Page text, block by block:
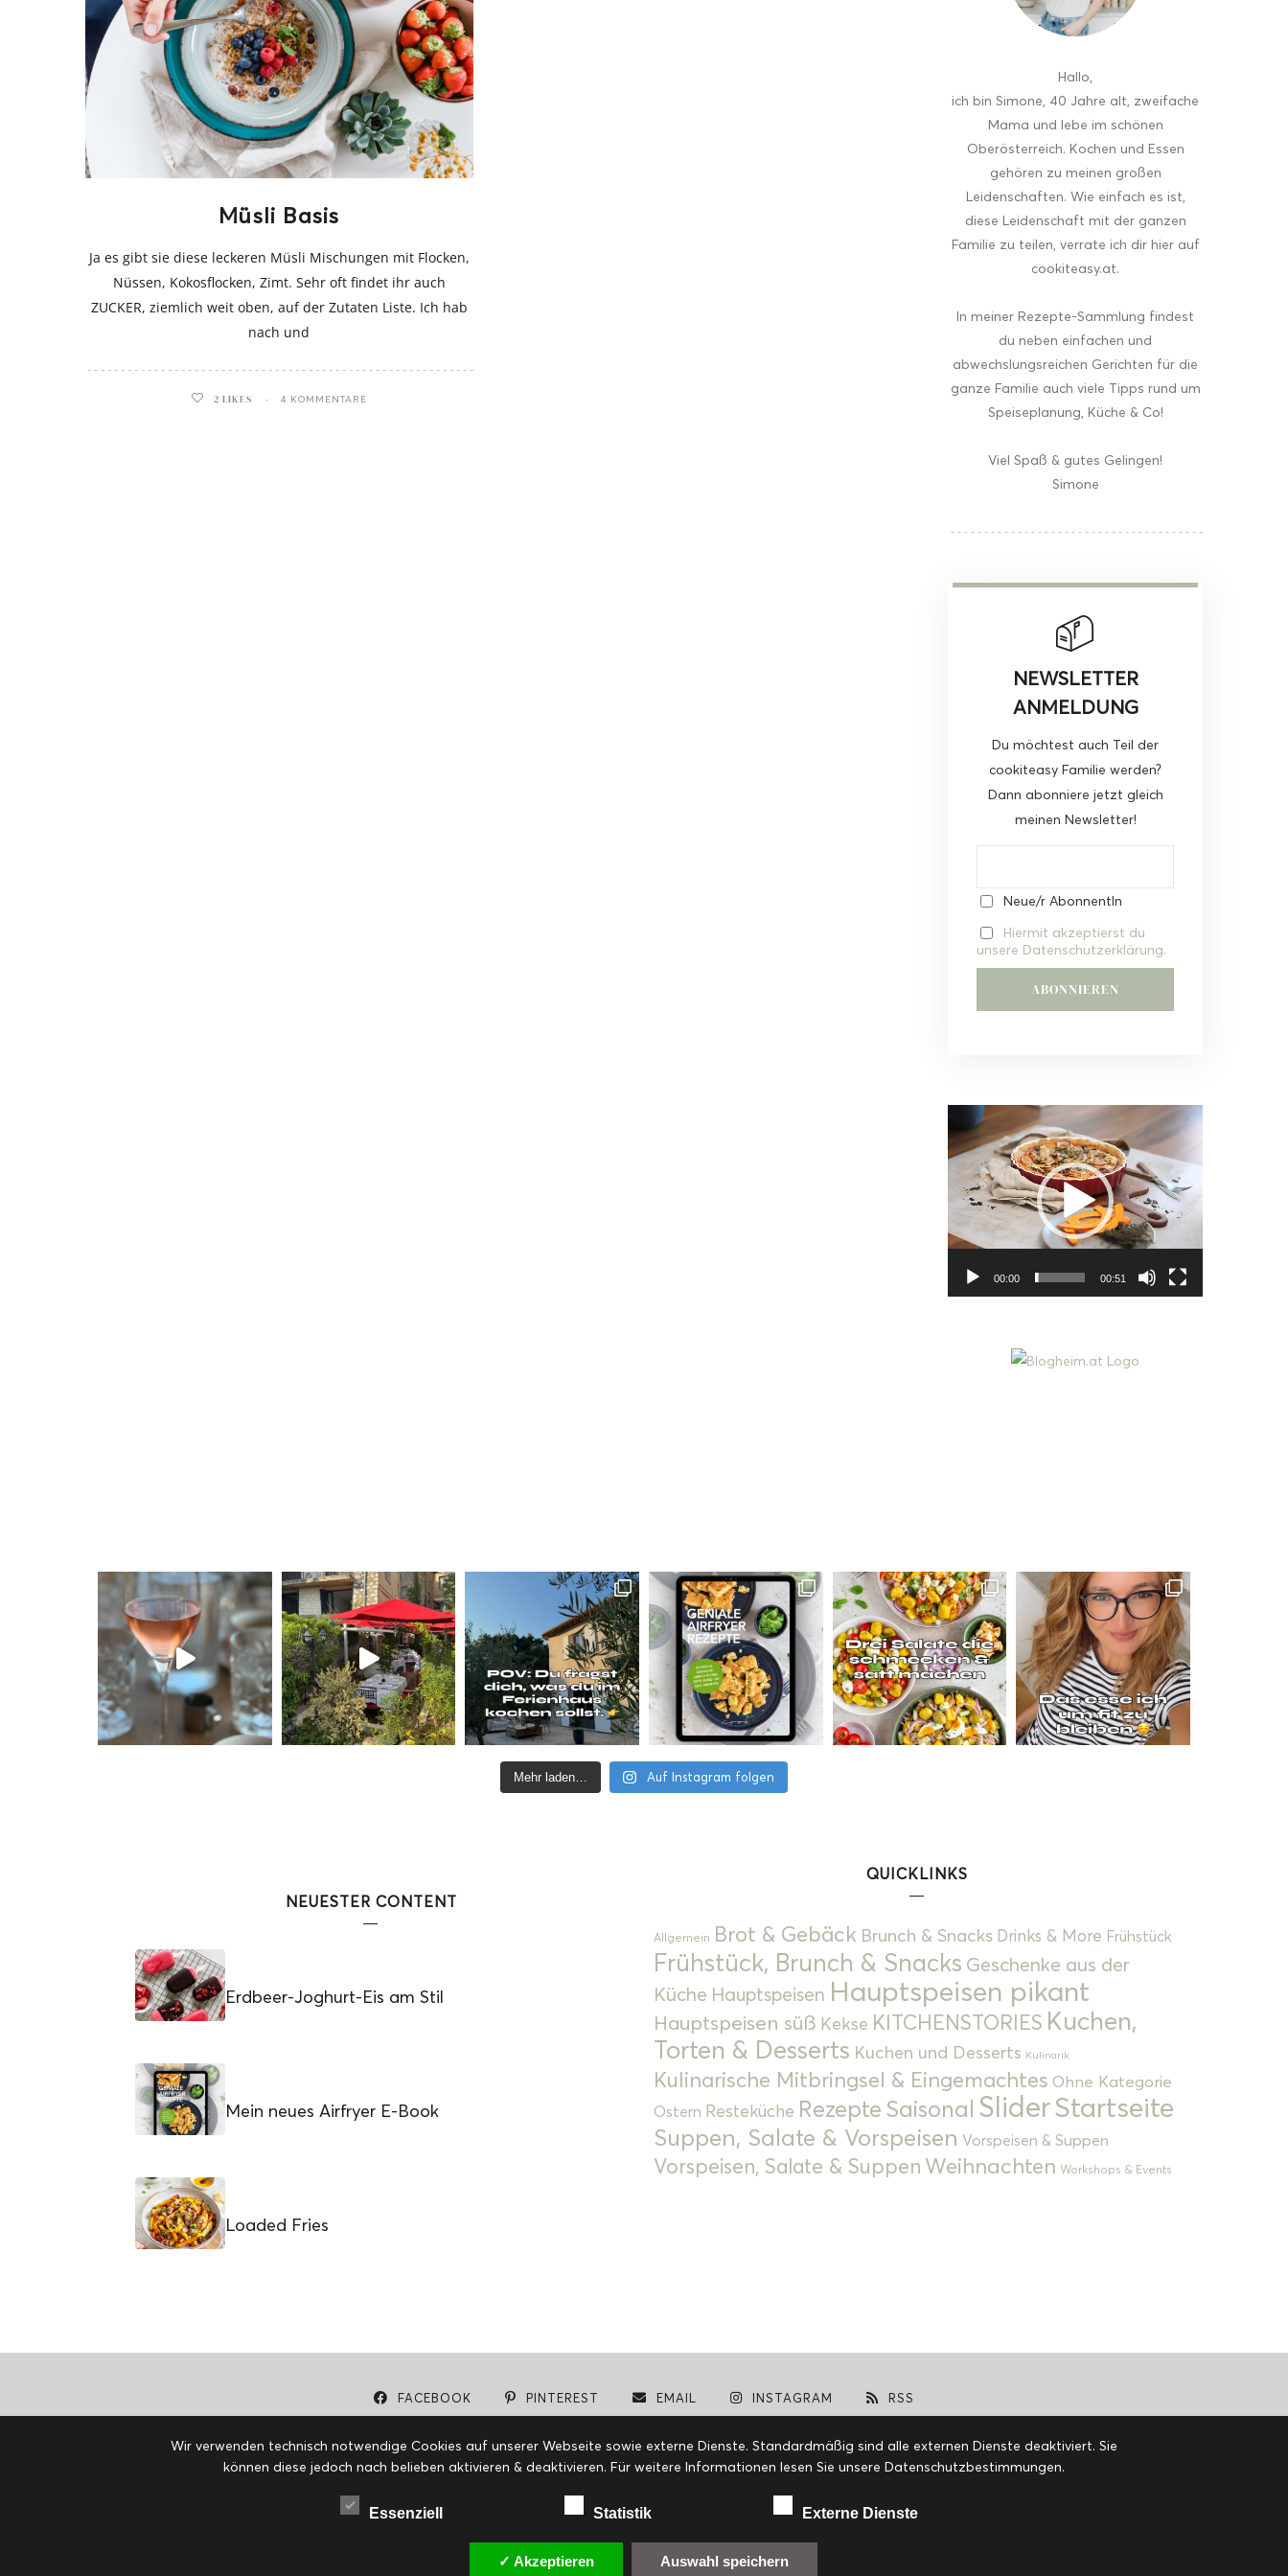
Müsli Basis
Ja es gibt sie diese leckeren Müsli Mischungen mit Flocken,
Nüssen, Kokosflocken, Zimt. Sehr oft findet ihr auch
ZUCKER, ziemlich weit oben, auf der Zutaten Liste. Ich hab
nach und
2 LIKES 4 KOMMENTARE
Hallo
ich bin Simone, 40 Jahre alt, zweifache
Mama und lebe im schönen
Oberösterreich. Kochen und Essen
gehören zu meinen großen
Leidenschaften. Wie einfach es ist,
diese Leidenschaft mit der ganzen
Familie zu teilen, verrate ich dir hier auf
cookiteasy.at.
In meiner Rezepte-Sammlung findest
du neben einfachen und
abwechslungsreichen Gerichten für die
ganze Familie auch viele Tipps rund um
Speiseplanung, Küche & Co!
Viel Spaß & gutes Gelingen!
Simone
NEWSLETTER
ANMELDUNG
Du möchtest auch Teil der
cookiteasy Familie werden?
Dann abonniere jetzt gleich
meinen Newsletter!
Neue/r AbonnentIn
Hiermit akzeptierst du
unsere Datenschutzerklärung.
Video-
Player
00:00 00:51
Mehr laden… Auf Instagram folgen
NEUESTER CONTENT
Erdbeer-Joghurt-Eis am Stil
Mein neues Airfryer E-Book
Loaded Fries
QUICKLINKS
Allgemein Brot & Gebäck Brunch & Snacks Drinks & More Frühstück
Frühstück, Brunch & Snacks Geschenke aus der
Küche Hauptspeisen Hauptspeisen pikant
Hauptspeisen süß Kekse KITCHENSTORIES Kuchen,
Torten & Desserts Kuchen und Desserts Kulinarik
Kulinarische Mitbringsel & Eingemachtes Ohne Kategorie
Ostern Resteküche Rezepte Saisonal SliderStartseite
Suppen, Salate & Vorspeisen Vorspeisen & Suppen
Vorspeisen, Salate & Suppen Weihnachten Workshops & Events
FACEBOOK PINTEREST EMAIL INSTAGRAM RSS
Wir verwenden technisch notwendige Cookies auf unserer Webseite sowie externe Dienste. Standardmäßig sind alle externen Dienste deaktiviert. Sie
können diese jedoch nach belieben aktivieren & deaktivieren. Für weitere Informationen lesen Sie unsere Datenschutzbestimmungen.
Essenziell Statistik Externe Dienste
✓ Akzeptieren Auswahl speichern